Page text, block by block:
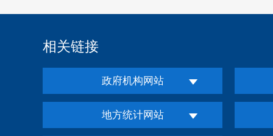
相关链接
政府机构网站
地方统计网站